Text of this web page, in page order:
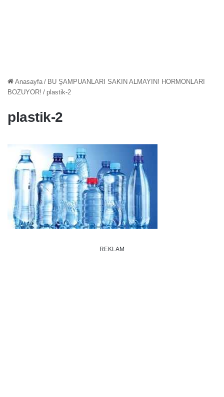
Anasayfa / BU ŞAMPUANLARI SAKIN ALMAYIN! HORMONLARI
BOZUYOR! / plastik-2
plastik-2
REKLAM